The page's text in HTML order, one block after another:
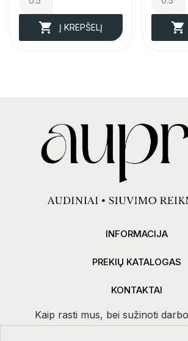
 Į KREPŠELĮ 
INFORMACIJA
PREKIŲ KATALOGAS
KONTAKTAI
Kaip rasti mus, bei sužinoti
paspauduskontaktai.